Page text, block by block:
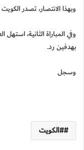
وبهذا الانتصار، تصدر الكويت
وفي المباراة الثانية،
بهدفين رد.
وسجل
#الكويت